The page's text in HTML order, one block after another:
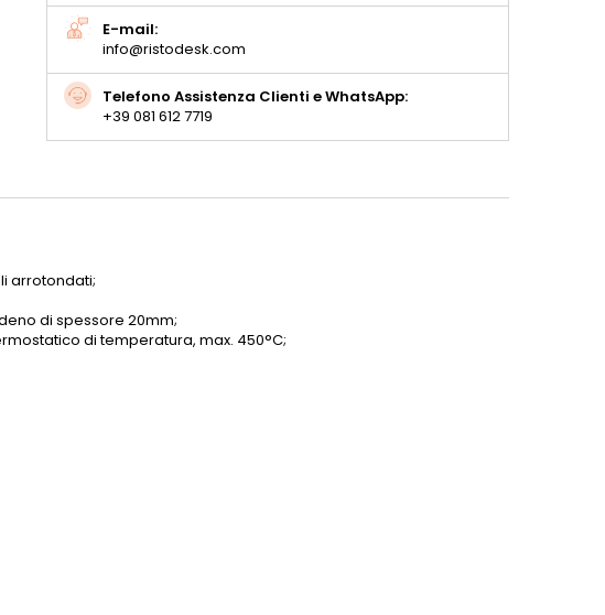
E-mail:
info@ristodesk.com
Telefono Assistenza Clienti e WhatsApp:
+39 081 612 7719
arrotondati;
di spessore 20mm;
di temperatura, max. 450°C;